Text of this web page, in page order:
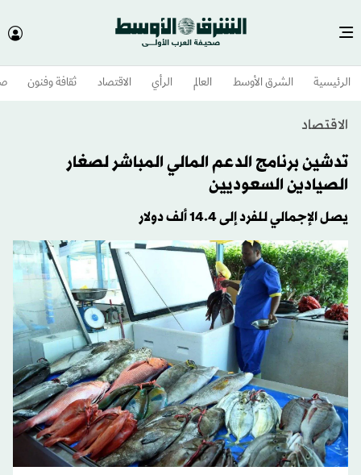
الرئيسية الشرق الأوسط​ العالم الرأي الاقتصاد ثقافة وفنون
الاقتصاد
تدشين برنامج الدعم المالي المباشر لصغار
الصيادين السعوديين
يصل الإجمالي للفرد إلى 14.4 ألف دولار